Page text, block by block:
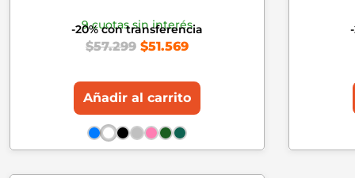
9 cuotas sin interés
-20% con transferencia
$57.299 $51.569
Añadir al carrito